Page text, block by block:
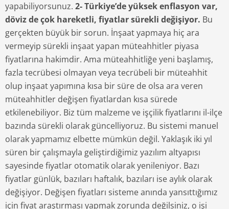
yapabiliyorsunuz. 2- Türkiye’de yüksek enflasyon var,
döviz de çok hareketli, fiyatlar sürekli değişiyor. Bu
gerçekten büyük bir sorun. İnşaat yapmaya hiç ara
vermeyip sürekli inşaat yapan müteahhitler piyasa
fiyatlarına hakimdir. Ama müteahhitliğe yeni başlamış,
fazla tecrübesi olmayan veya tecrübeli bir müteahhit
olup inşaat yapımına kısa bir süre de olsa ara veren
müteahhitler değişen fiyatlardan kısa sürede
etkilenebiliyor. Biz tüm malzeme ve işçilik fiyatlarını il-ilçe
bazında sürekli olarak güncelliyoruz. Bu sistemi manuel
olarak yapmamız elbette mümkün değil. Yaklaşık iki yıl
süren bir çalışmayla geliştirdiğimiz yazılım altyapısı
sayesinde fiyatlar otomatik olarak yenileniyor. Bazı
fiyatlar günlük, bazıları haftalık, bazıları ise aylık olarak
değişiyor. Değişen fiyatları sisteme anında yansıttığımız
için fiyat araştırması yapmak zorunda değilsiniz, o işi